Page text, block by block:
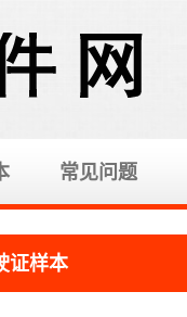
常见问题
证样本